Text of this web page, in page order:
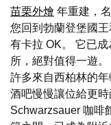
苗栗外燴 年重建，
您回到勃蘭登堡國
有卡拉 OK。 它已
所，絕對值得一遊
許多來自西柏林的
酒吧慢慢讓位給更
Schwarzsauer 咖啡